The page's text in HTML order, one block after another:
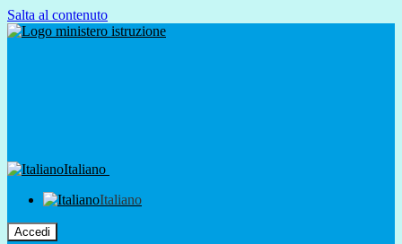
Salta al contenuto
Italiano
Italiano
Accedi